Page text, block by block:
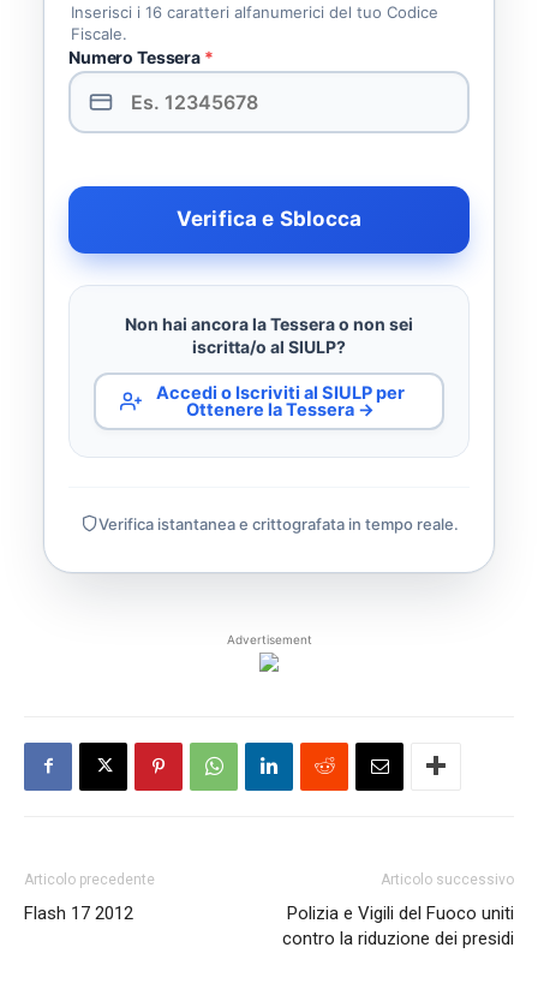
Inserisci i 16 caratteri alfanumerici del tuo Codice
Fiscale.
Numero Tessera *
Verifica e Sblocca
Non hai ancora la Tessera o non sei
iscritta/o al SIULP?
Accedi o Iscriviti al SIULP per
Ottenere la Tessera →
Verifica istantanea e crittografata in tempo reale.
Advertisement
Articolo precedente
Flash 17 2012
Articolo successivo
Polizia e Vigili del Fuoco uniti
contro la riduzione dei presidi